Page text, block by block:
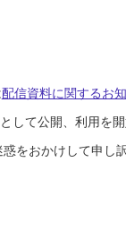
配信資料に関するお
して公開、利用を
をおかけして申し